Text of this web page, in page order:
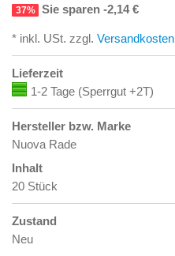
37% Sie sparen -2,14 €
* inkl. USt. zzgl. Versandkosten
Lieferzeit
1-2 Tage (Sperrgut +2T)
Hersteller bzw. Marke
Nuova Rade
Inhalt
20 Stück
Zustand
Neu